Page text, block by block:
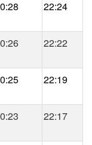
22:24
22:22
22:19
22:17